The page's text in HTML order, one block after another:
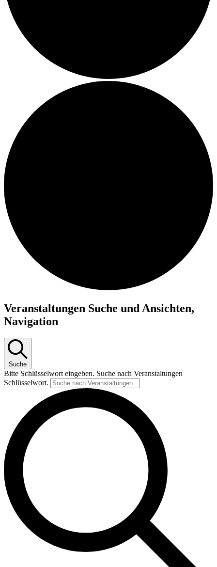
Veranstaltungen Suche und Ansichten,
Navigation
Suche
Bitte Schlüsselwort eingeben. Suche nach Veranstaltungen
Schlüsselwort.